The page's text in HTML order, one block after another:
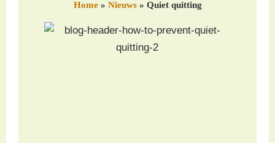
Home» Nieuws» Quiet quitting